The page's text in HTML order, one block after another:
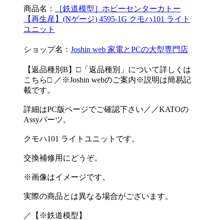
商品名：
［鉄道模型］ホビーセンターカトー
【再生産】(Nゲージ) 4595-1G クモハ101 ライト
ユニット
ショップ名： Joshin web 家電とPCの大型専門店
【返品種別B】□「返品種別」について詳しくは
こちら□ ／※Joshin webのご案内※説明は簡易記
載です。
詳細はPC版ページでご確認下さい／／KATOの
Assyパーツ。
クモハ101 ライトユニットです。
交換補修用にどうぞ。
※画像はイメージです。
実際の商品とは異なる場合がございます。
／【※鉄道模型】